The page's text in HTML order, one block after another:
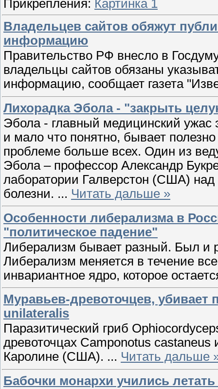
Прикрепления: Картинка 1
Владельцев сайтов обяжут
информацию
Правительство РФ внесло в
владельцы сайтов обязаны
информацию, сообщает газета
Лихорадка Эбола - "закрыть
Эбола - главный медицинский ужас
и мало что понятно, бывает
проблеме больше всех. Один из
Эбола – профессор Александр
лаборатории Галверстон (США) над
болезни. ... Читать дальше »
Особенности либерализма в
"политическое падение"
Либерализм бывает разный. Был и
Либерализм меняется в течение
инвариантное ядро, которое
Муравьев-древоточцев, убивает
unilateralis
Паразитический гриб
древоточцах Camponotus
Каролине (США). ... Читать дальше
Бабочки монархи учились